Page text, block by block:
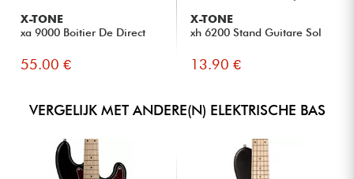
X-TONE
xa 9000 Boitier De Direct
55.00 €
X-TONE
xh 6200 Stand Guitare Sol
13.90 €
VERGELIJK MET ANDERE(N) ELEKTRISCHE BAS